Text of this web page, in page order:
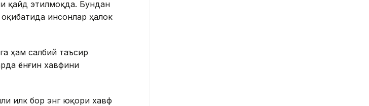
қайд этилмоқда. Бундан
инсонлар ҳалок
ҳам салбий таъсир
ёнғин хавфини
илк бор энг юқори хавф